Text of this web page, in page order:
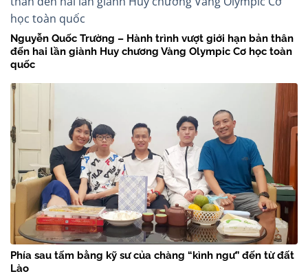
Nguyễn Quốc Trường – Hành trình vượt giới hạn bản thân
đến hai lần giành Huy chương Vàng Olympic Cơ học toàn
quốc
Phía sau tấm bằng kỹ sư của chàng “kình ngư” đến từ đất
Lào